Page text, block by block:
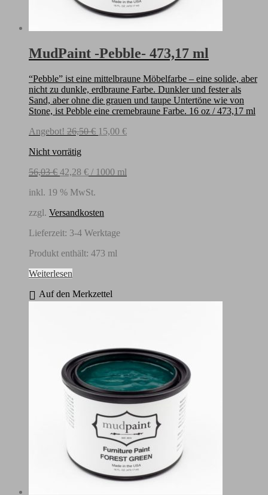
MudPaint -Pebble- 473,17 ml
“Pebble” ist eine mittelbraune Möbelfarbe – eine solide, aber
nicht zu dunkle, erdbraune Farbe. Dunkler und fester als
Sand, aber ohne die grauen und taupe Untertöne wie von
Stone, ist Pebble eine cremebraune Farbe. 16 oz / 473,17 ml
Angebot! 26,50€ Ursprünglicher
15,00 €Aktueller
Nicht vorrätig
56,03€ 42,28 € / 1000 ml
inkl. 19 % MwSt.
zzgl. Versandkosten
Lieferzeit: 3-4 Werktage
Produkt enthält: 473 ml
Weiterlesen
Auf den Merkzettel